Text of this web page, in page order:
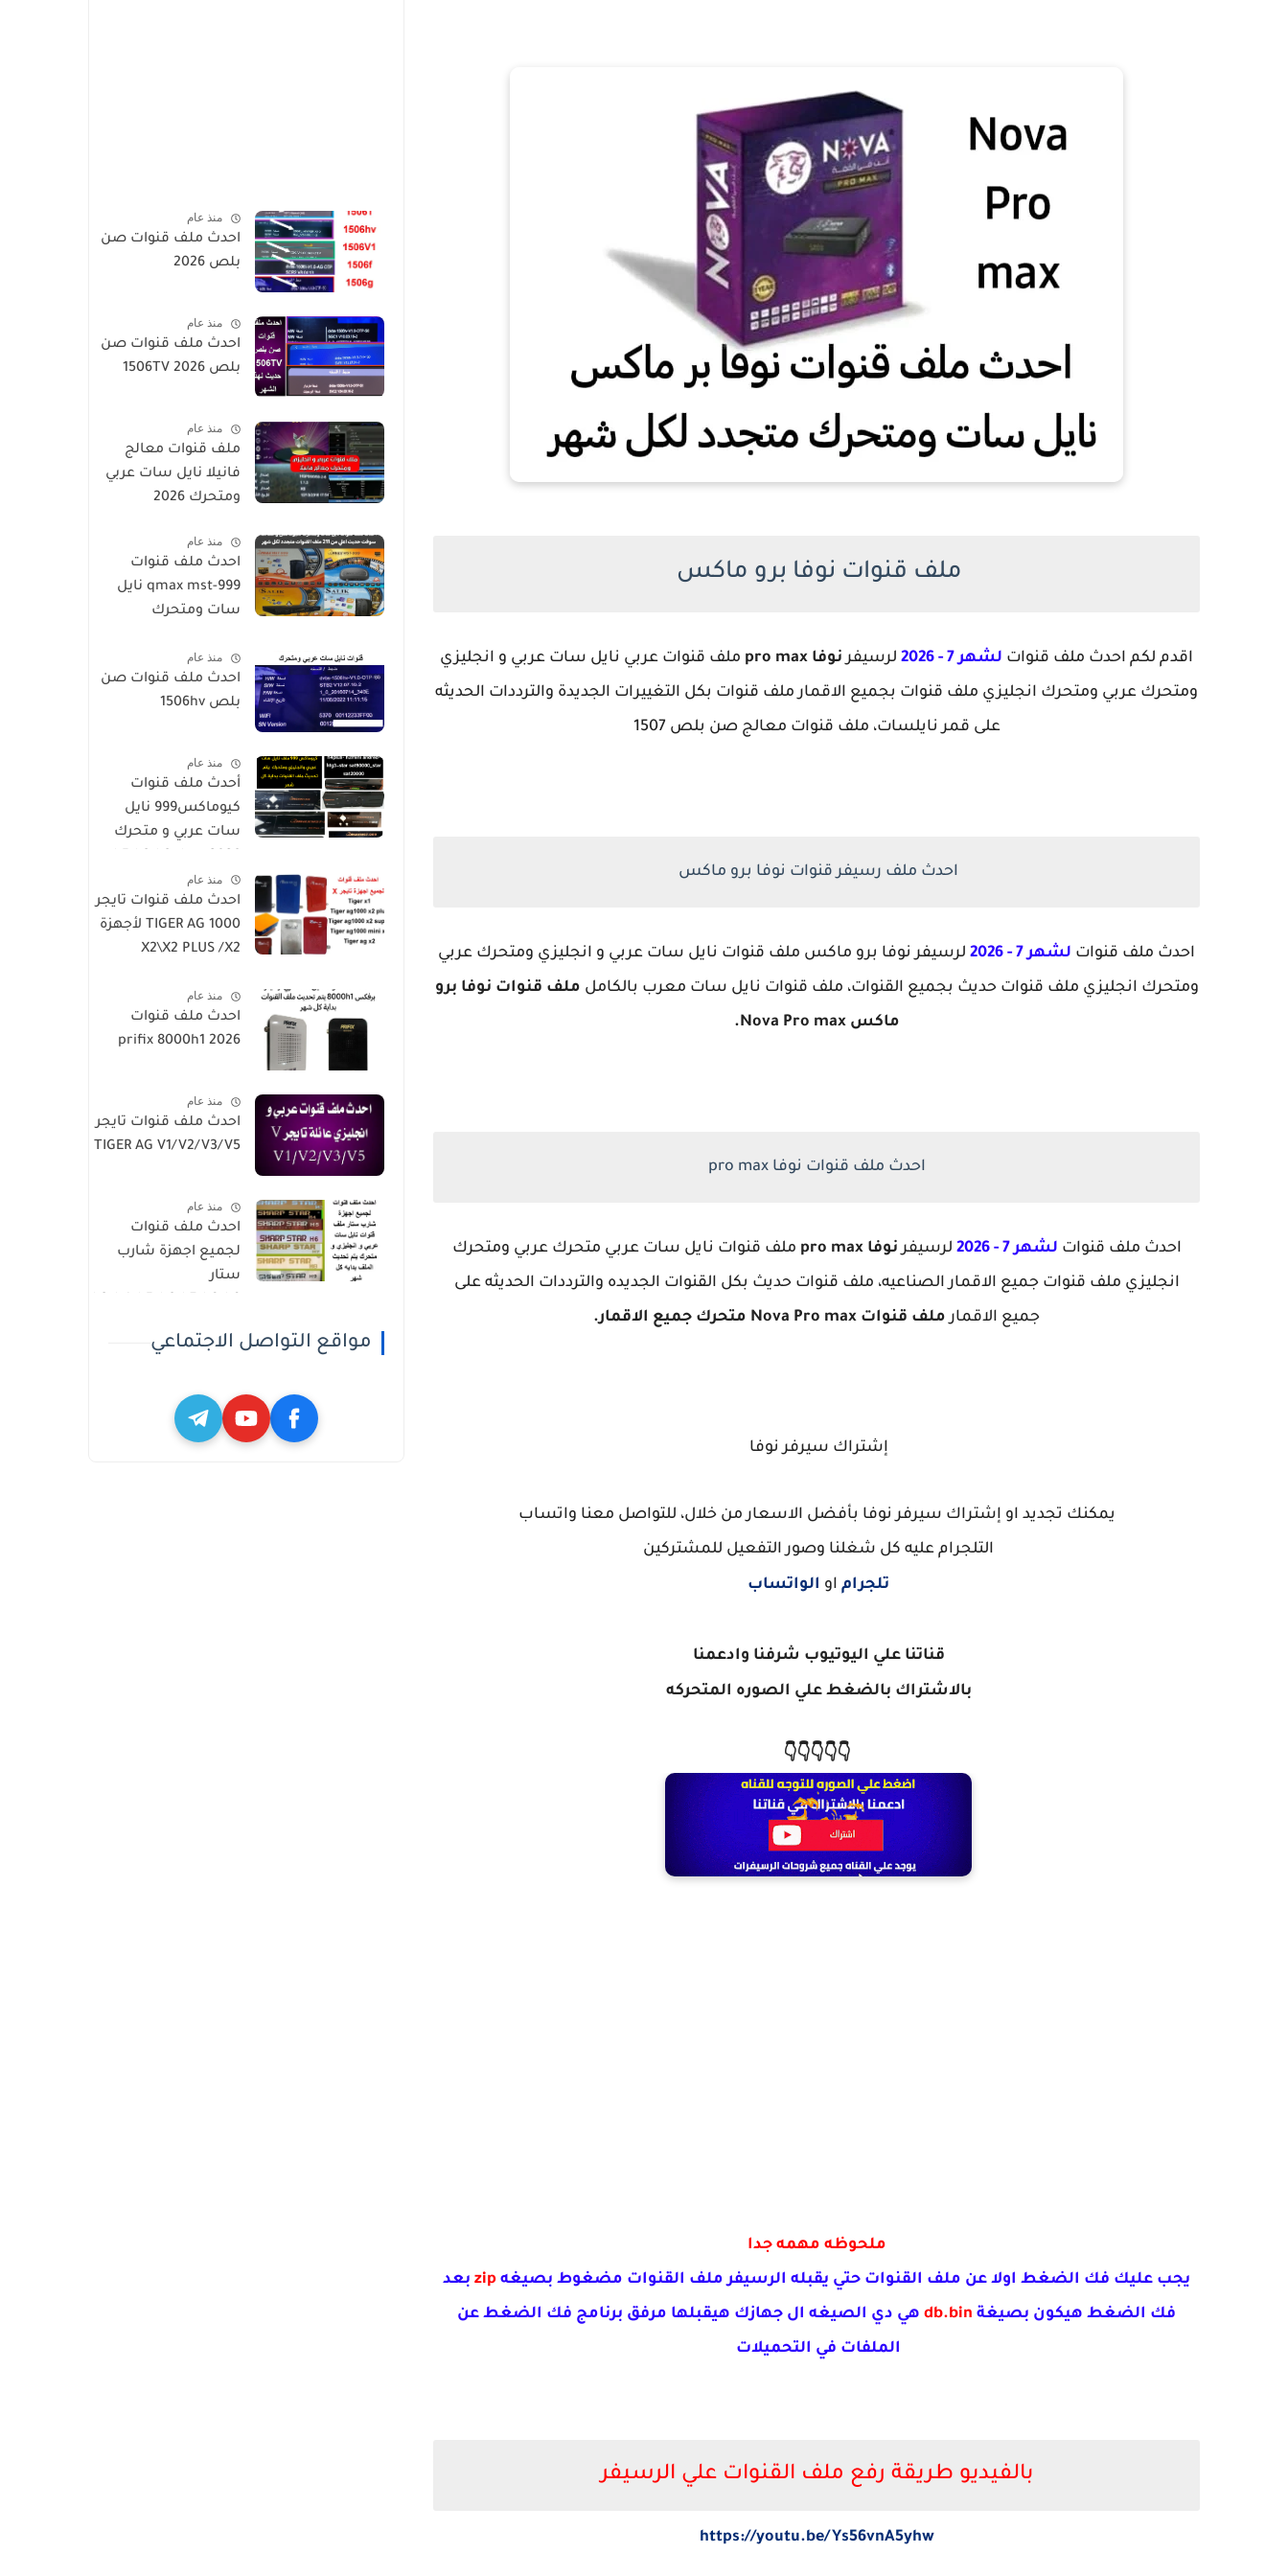
ملف قنوات نوفا برو ماكس
اقدم لكم احدث ملف قنوات لشهر 7 - 2026 لرسيفرنوفا pro max
ملف قنوات عربي نايل سات عربي و انجليزي
ومتحرك عربي ومتحرك انجليزي ملف قنوات بجميع الاقمار ملف قنوات بكل التغييرات الجديدة والترددات الحديثه
على قمر نايلسات، ملف قنوات معالج صن بلص 1507
احدث ملف رسيفر قنوات نوفا برو ماكس
احدث ملف قنوات لشهر 7 - 2026 لرسيفر نوفا برو ماكس ملف قنوات نايل سات عربي و انجليزي ومتحرك عربي
ومتحرك انجليزي ملف قنوات حديث بجميع القنوات، ملف قنوات نايل سات معرب بالكامل ملف قنوات نوفا برو
ماكس Nova Pro max.
احدث ملف قنوات نوفا pro max
احدث ملف قنوات لشهر 7 - 2026 لرسيفرنوفا pro max
ملف قنوات نايل سات عربي متحرك عربي ومتحرك
انجليزي ملف قنوات جميع الاقمار الصناعيه، ملف قنوات حديث بكل القنوات الجديده والترددات الحديثه على
جميع الاقمارملف قنوات Nova Pro max متحرك جميع الاقمار.
إشتراك سيرفر نوفا
يمكنك تجديد او إشتراك سيرفر نوفا بأفضل الاسعار من خلال، للتواصل معنا واتساب
التلجرام عليه كل شغلنا وصور التفعيل للمشتركين
تلجرام او الواتساب
قناتنا علي اليوتيوب شرفنا وادعمنا
بالاشتراك بالضغط علي الصوره المتحركه
👇👇👇👇👇
ملحوظه مهمه جدا
يجب عليك فك الضغط اولا عن ملف القنوات حتي يقبله الرسيفر ملف القنوات مضغوط بصيغه zip بعد
فك الضغط هيكون بصيغة db.bin هي دي الصيغه ال جهازك هيقبلها مرفق برنامج فك الضغط عن
الملفات في التحميلات
بالفيديو طريقة رفع ملف القنوات علي الرسيفر
https://youtu.be/Ys56vnA5yhw
منذ عام
احدث ملف قنوات صن
بلص 2026
منذ عام
احدث ملف قنوات صن
بلص 1506TV 2026
منذ عام
ملف قنوات معالج
فانيلا نايل سات عربي
ومتحرك 2026
منذ عام
احدث ملف قنوات
qmax mst-999 نايل
سات ومتحرك
Mini-Qmax H2 Mini 2
USB-SALIK H3 Mini-
منذ عام
احدث ملف قنوات صن
بلص 1506hv
منذ عام
أحدث ملف قنوات
كيوماكس999 نايل
سات عربي و متحرك
h4plus-h2mini-h1g3-
star sat90000_star
sat20000
منذ عام
احدث ملف قنوات تايجر
TIGER AG 1000 لأجهزة
X2\X2 PLUS /X2
منذ عام
احدث ملف قنوات
prifix 8000h1 2026
منذ عام
احدث ملف قنوات تايجر
TIGER AG V1/V2/V3/V5
منذ عام
احدث ملف قنوات
لجميع اجهزة شارب
ستار
مواقع التواصل الاجتماعي